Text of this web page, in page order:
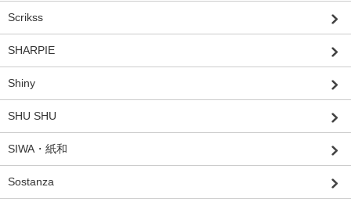
Scrikss
SHARPIE
Shiny
SHU SHU
SIWA・紙和
Sostanza